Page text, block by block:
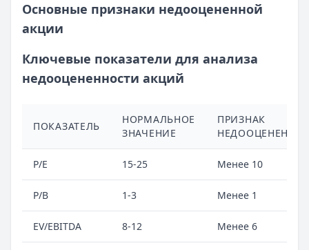
Основные признаки недооцененной
акции
Ключевые показатели для анализа
недооцененности акций
ПОКАЗАТЕЛЬ
НОРМАЛЬНОЕ
ЗНАЧЕНИЕ
ПРИЗНАК
P/E 15-25 Менее 10
P/B 1-3 Менее 1
EV/EBITDA 8-12 Менее 6